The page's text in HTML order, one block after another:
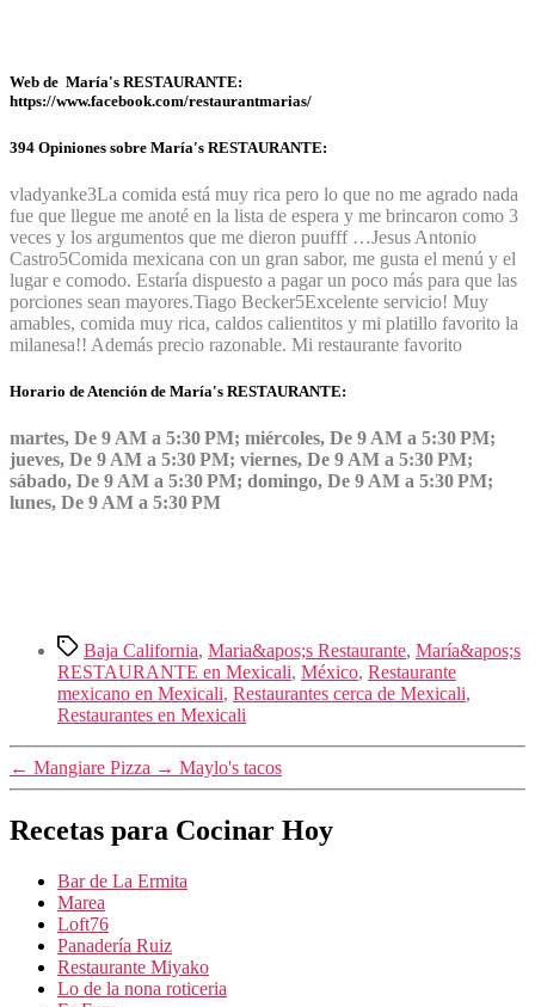
Web de María's RESTAURANTE:
https://www.facebook.com/restaurantmarias/
394 Opiniones sobre María's RESTAURANTE:
vladyanke3La comida está muy rica pero lo que no me agrado nada
fue que llegue me anoté en la lista de espera y me brincaron como 3
veces y los argumentos que me dieron puufff …Jesus Antonio
Castro5Comida mexicana con un gran sabor, me gusta el menú y el
lugar e comodo. Estaría dispuesto a pagar un poco más para que las
porciones sean mayores.Tiago Becker5Excelente servicio! Muy
amables, comida muy rica, caldos calientitos y mi platillo favorito la
milanesa!! Además precio razonable. Mi restaurante favorito
Horario de Atención de María's RESTAURANTE:
martes, De 9 AM a 5:30 PM; miércoles, De 9 AM a 5:30 PM;
jueves, De 9 AM a 5:30 PM; viernes, De 9 AM a 5:30 PM;
sábado, De 9 AM a 5:30 PM; domingo, De 9 AM a 5:30 PM;
lunes, De 9 AM a 5:30 PM
Etiquetas
Baja California, Maria&apos;s Restaurante, María&apos;s
RESTAURANTE en Mexicali, México, Restaurante
mexicano en Mexicali, Restaurantes cerca de Mexicali,
Restaurantes en Mexicali
← Mangiare Pizza → Maylo's tacos
Recetas para Cocinar Hoy
Bar de La Ermita
Marea
Loft76
Panadería Ruiz
Restaurante Miyako
Lo de la nona roticeria